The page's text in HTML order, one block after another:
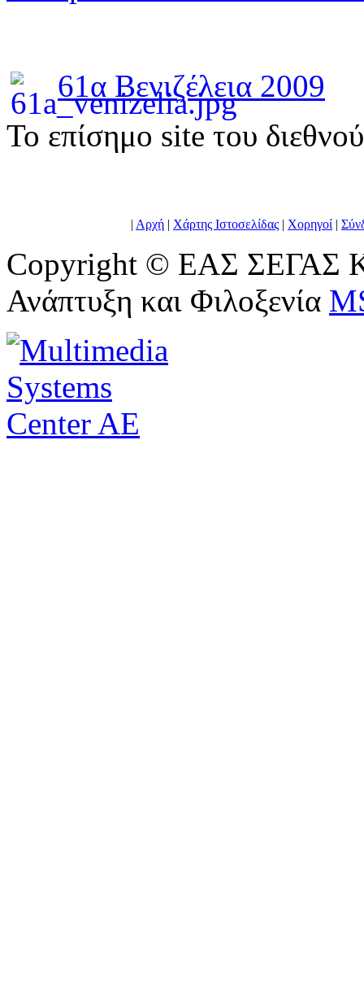
61α Βενιζέλεια 2009
To επίσημο site του
| Αρχή | Χάρτης Ιστοσελίδας | Χορηγοί |
Copyright © ΕΑΣ ΣΕΓΑΣ
Ανάπτυξη και Φιλοξενία